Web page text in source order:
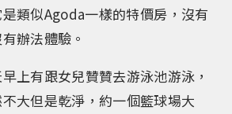
是類似Agoda一樣的特價房，沒有
辦法體驗。
上有跟女兒贊贊去游泳池游泳，
大但是乾淨，約一個籃球場大